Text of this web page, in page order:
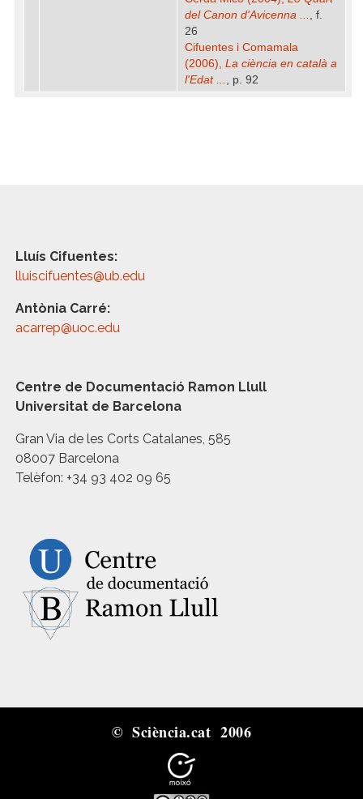
del Canon d'Avicenna ... , f.
26
Cifuentes i Comamala
(2006), La ciència en català a
l'Edat ... , p. 92
Lluís Cifuentes:
lluiscifuentes@ub.edu
Antònia Carré:
acarrep@uoc.edu
Centre de Documentació Ramon Llull
Universitat de Barcelona
Gran Via de les Corts Catalanes, 585
08007 Barcelona
Telèfon: +34 93 402 09 65
© Sciència.cat 2006